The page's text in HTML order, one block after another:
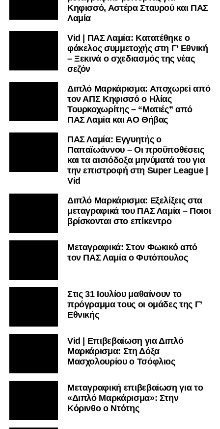
Κηφισσό, Αστέρα Σταυρού και ΠΑΣ
Λαμία
Vid | ΠΑΣ Λαμία: Κατατέθηκε ο
φάκελος συμμετοχής στη Γ’ Εθνική
– Ξεκινά ο σχεδιασμός της νέας
σεζόν
Διπλό Μαρκάρισμα: Αποχωρεί από
τον ΑΠΣ Κηφισσό ο Ηλίας
Τουρκοχωρίτης – “Ματιές” από
ΠΑΣ Λαμία και ΑΟ Θήβας
ΠΑΣ Λαμία: Εγγυητής ο
Παπαϊωάννου – Οι προϋποθέσεις
και τα αισιόδοξα μηνύματά του για
την επιστροφή στη Super League |
Vid
Διπλό Μαρκάρισμα: Εξελίξεις στα
μεταγραφικά του ΠΑΣ Λαμία – Ποιοι
βρίσκονται στο επίκεντρο
Μεταγραφικά: Στον Φωκικό από
τον ΠΑΣ Λαμία ο Φυτόπουλος
Στις 31 Ιουλίου μαθαίνουν το
πρόγραμμα τους οι ομάδες της Γ’
Εθνικής
Vid | Επιβεβαίωση για Διπλό
Μαρκάρισμα: Στη Δόξα
Μασχολουρίου ο Τσόφλιος
Μεταγραφική επιβεβαίωση για το
«Διπλό Μαρκάρισμα»: Στην
Κόρινθο ο Ντότης